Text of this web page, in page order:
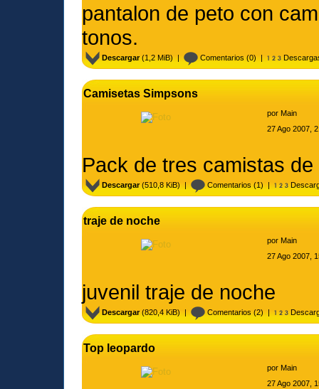
pantalon de peto con
tonos.
Descargar(1,2 MiB) | Comentarios (0) |
Camisetas Simpsons
por Main
27 Ago 2007,
Pack de tres camistas
Descargar(510,8 KiB) | Comentarios (1) |
traje de noche
por Main
27 Ago 2007,
juvenil traje de noche
Descargar(820,4 KiB) | Comentarios (2) |
Top leopardo
por Main
27 Ago 2007,